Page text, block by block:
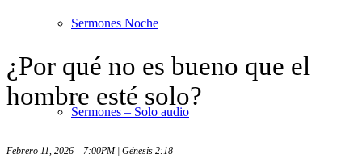
Sermones Noche
Sermones – Solo audio
¿Por qué no es bueno que el
hombre esté solo?
Febrero 11, 2026 – 7:00PM | Génesis 2:18